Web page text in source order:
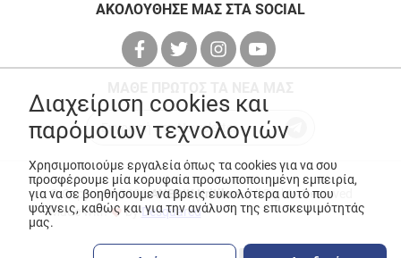
ΑΚΟΛΟΥΘΗΣΕ ΜΑΣ ΣΤΑ SOCIAL
© Copyright 2026ANEDIK Kritikos. All Rights Reserved
Made with
byDesquared
Διαχείριση cookies και
παρόμοιων τεχνολογιών
Χρησιμοποιούμε εργαλεία όπως τα cookies για να σου
προσφέρουμε μία κορυφαία προσωποποιημένη εμπειρία,
για να σε βοηθήσουμε να βρεις ευκολότερα αυτό που
ψάχνεις, καθώς και για την ανάλυση της επισκεψιμότητάς
μας.